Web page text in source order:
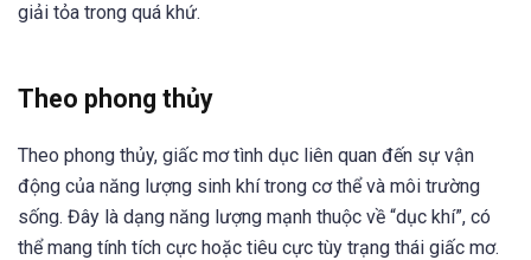
giải tỏa trong quá khứ.
Theo phong thủy
Theo phong thủy, giấc mơ tình dục liên quan đến sự vận
động của năng lượng sinh khí trong cơ thể và môi trường
sống. Đây là dạng năng lượng mạnh thuộc về “dục khí”, có
thể mang tính tích cực hoặc tiêu cực tùy trạng thái giấc mơ.